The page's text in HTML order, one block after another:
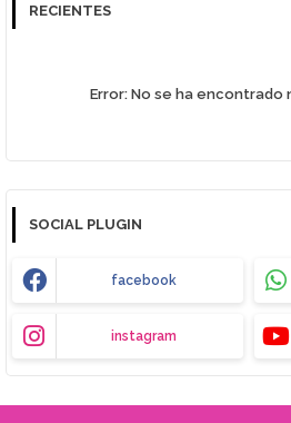
RECIENTES
Error:No se ha encontrado
SOCIAL PLUGIN
facebook
instagram